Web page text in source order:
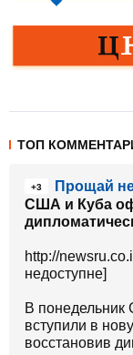
ТОП
+3
Прощай
США и Куба
http://
недоступне]
В
вступили в
восстановив